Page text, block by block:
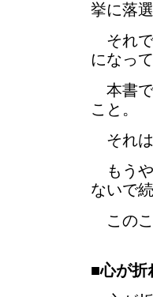
挙に落
それで
になっ
本書で
こと。
それは
もうや
ないで続
このこ
■心が折